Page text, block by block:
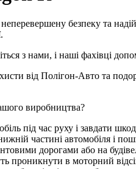
безпеку та
з нами, і наші фахівці
від Полігон-Авто та
виробництва?
під час руху і завдати
частині автомобіля і
дорогами або на
проникнути в моторний